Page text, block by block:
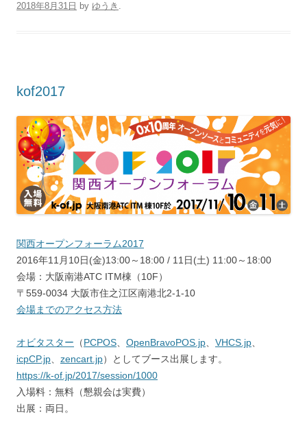
2018年8月31日 by ゆうき .
kof2017
関西オープンフォーラム2017
2016年11月10日(金)13:00～18:00 / 11日(土) 11:00～18:00
会場：大阪南港ATC ITM棟（10F）
〒559-0034 大阪市住之江区南港北2-1-10
会場までのアクセス方法
オビタスター （PCPOS、 OpenBravoPOS.jp、 VHCS.jp、
icpCP.jp、 zencart.jp）としてブース出展します。
https://k-of.jp/2017/session/1000
入場料：無料（懇親会は実費）
出展：両日。